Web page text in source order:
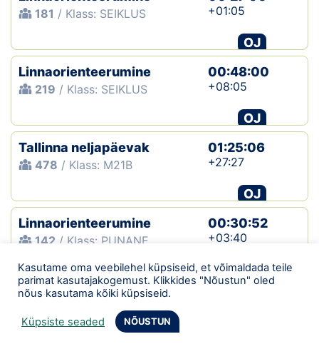
181 / Klass: SEIKLUS +01:05
OJ
Linnaorienteerumine
219 / Klass: SEIKLUS
00:48:00
+08:05
OJ
Tallinna neljapäevak
478 / Klass: M21B
01:25:06
+27:27
OJ
Linnaorienteerumine
142 / Klass: PUNANE
00:30:52
+03:40
OJ
Tallinna neljapäevak
472/ Klass: M21B
Kasutame oma veebilehel küpsiseid, et võimaldada teile
parimat kasutajakogemust. Klikkides "Nõustun" oled
nõus kasutama kõiki küpsiseid.
Küpsiste seaded NÕUSTUN